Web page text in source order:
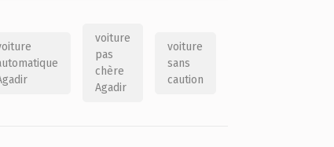
voiture
pas
chère
Agadir
voiture
sans
caution